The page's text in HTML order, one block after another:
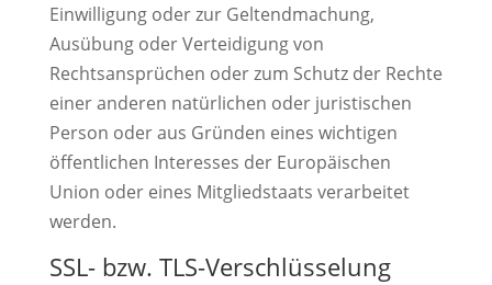
Einwilligung oder zur Geltendmachung,
Ausübung oder Verteidigung von
Rechtsansprüchen oder zum Schutz der Rechte
einer anderen natürlichen oder juristischen
Person oder aus Gründen eines wichtigen
öffentlichen Interesses der Europäischen
Union oder eines Mitgliedstaats verarbeitet
werden.
SSL- bzw. TLS-Verschlüsselung